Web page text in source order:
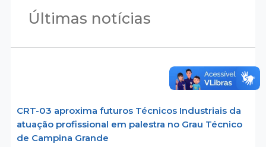
Últimas notícias
CRT-03 aproxima futuros Técnicos Industriais da
atuação profissional em palestra no Grau Técnico
de Campina Grande